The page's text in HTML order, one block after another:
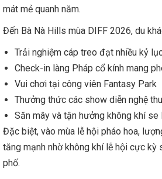
mát mẻ quanh năm.
Đến Bà Nà Hills mùa DIFF 2026, du
Trải nghiệm cáp treo đạt nhiều kỷ
Check-in làng Pháp cổ kính mang
Vui chơi tại công viên Fantasy Park
Thưởng thức các show diễn nghệ
Săn mây và tận hưởng không khí se
Đặc biệt, vào mùa lễ hội pháo hoa,
tăng mạnh nhờ không khí lễ hội cực kỳ
phố.